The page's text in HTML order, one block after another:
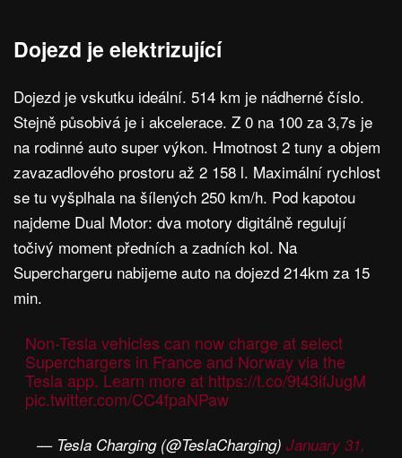
Dojezd je elektrizující
Dojezd je vskutku ideální. 514 km je nádherné číslo.
Stejně působivá je i akcelerace. Z 0 na 100 za 3,7s je
na rodinné auto super výkon. Hmotnost 2 tuny a objem
zavazadlového prostoru až 2 158 l. Maximální rychlost
se tu vyšplhala na šílených 250 km/h. Pod kapotou
najdeme Dual Motor: dva motory digitálně regulují
točivý moment předních a zadních kol. Na
Superchargeru nabijeme auto na dojezd 214km za 15
min.
Non-Tesla vehicles can now charge at select
Superchargers in France and Norway via the
Tesla app. Learn more at https://t.co/9t43ifJugM
pic.twitter.com/CC4fpaNPaw
— Tesla Charging (@TeslaCharging) January 31,